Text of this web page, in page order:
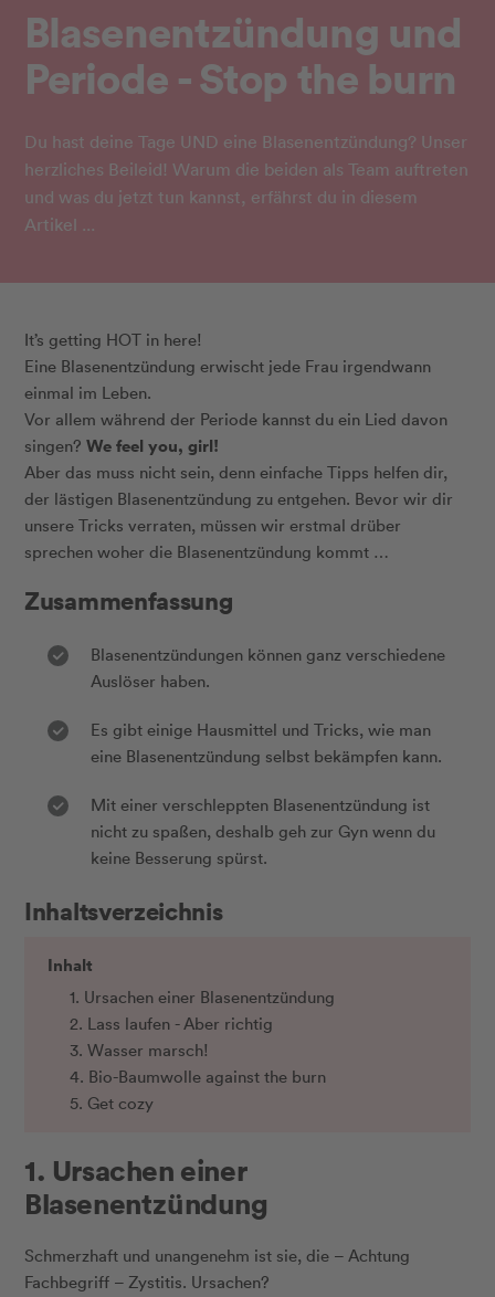
Blasenentzündung und
Periode - Stop the burn
Du hast deine Tage UND eine Blasenentzündung? Unser
herzliches Beileid! Warum die beiden als Team auftreten
und was du jetzt tun kannst, erfährst du in diesem
Artikel ...
It’s getting HOT in here!
Eine Blasenentzündung erwischt jede Frau irgendwann
einmal im Leben.
Vor allem während der Periode kannst du ein Lied davon
singen? We feel you, girl!
Aber das muss nicht sein, denn einfache Tipps helfen dir,
der lästigen Blasenentzündung zu entgehen. Bevor wir dir
unsere Tricks verraten, müssen wir erstmal drüber
sprechen woher die Blasenentzündung kommt …
Zusammenfassung
Blasenentzündungen können ganz verschiedene
Auslöser haben.
Es gibt einige Hausmittel und Tricks, wie man
eine Blasenentzündung selbst bekämpfen kann.
Mit einer verschleppten Blasenentzündung ist
nicht zu spaßen, deshalb geh zur Gyn wenn du
keine Besserung spürst.
Inhaltsverzeichnis
Inhalt
1. Ursachen einer Blasenentzündung
2. Lass laufen - Aber richtig
3. Wasser marsch!
4. Bio-Baumwolle against the burn
5. Get cozy
1. Ursachen einer
Blasenentzündung
Schmerzhaft und unangenehm ist sie, die – Achtung
Fachbegriff – Zystitis. Ursachen?